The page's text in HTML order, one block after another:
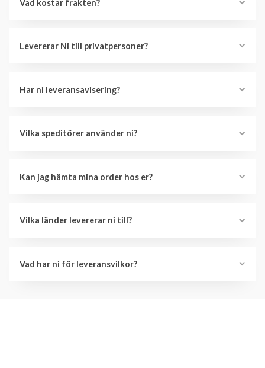
Vad kostar frakten?
Levererar Ni till privatpersoner?
Har ni leveransavisering?
Vilka speditörer använder ni?
Kan jag hämta mina order hos er?
Vilka länder levererar ni till?
Vad har ni för leveransvilkor?